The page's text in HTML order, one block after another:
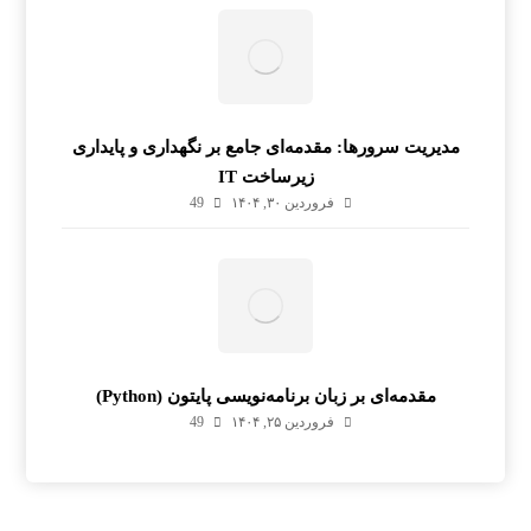
مدیریت سرورها: مقدمه‌ای جامع بر نگهداری و پایداری
زیرساخت IT
فروردین ۳۰, ۱۴۰۴ 49
مقدمه‌ای بر زبان برنامه‌نویسی پایتون (Python)
فروردین ۲۵, ۱۴۰۴ 49